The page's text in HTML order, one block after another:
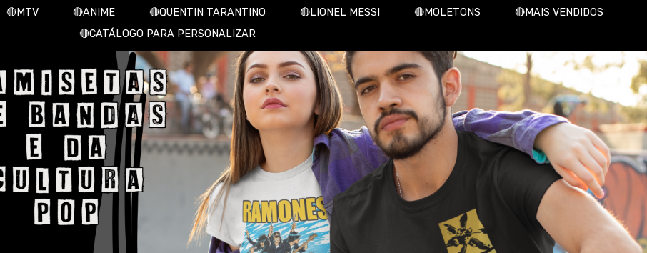
🔴MTV 🔴ANIME 🔴QUENTIN TARANTINO 🔴LIONEL MESSI 🔴MOLETONS
🔴MAIS VENDIDOS
🔴CATÁLOGO PARA PERSONALIZAR